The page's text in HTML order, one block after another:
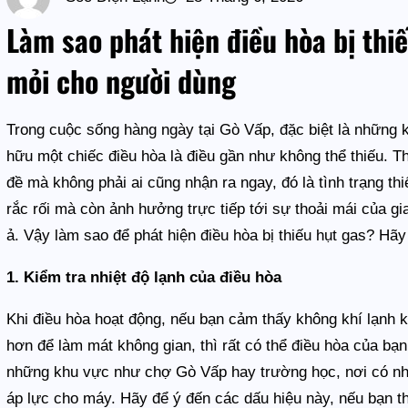
Làm sao phát hiện điều hòa bị
mỏi cho người dùng
Trong cuộc sống hàng ngày tại Gò Vấp, đặc biệt là
hữu một chiếc điều hòa là điều gần như không thể thiếu.
đề mà không phải ai cũng nhận ra ngay, đó là tình trạng
rắc rối mà còn ảnh hưởng trực tiếp tới sự thoải mái của
ả. Vậy làm sao để phát hiện điều hòa bị thiếu hụt gas?
1. Kiểm tra nhiệt độ lạnh của điều hòa
Khi điều hòa hoạt động, nếu bạn cảm thấy không khí
hơn để làm mát không gian, thì rất có thể điều hòa của
những khu vực như chợ Gò Vấp hay trường học, nơi có
áp lực cho máy. Hãy để ý đến các dấu hiệu này, nếu bạn